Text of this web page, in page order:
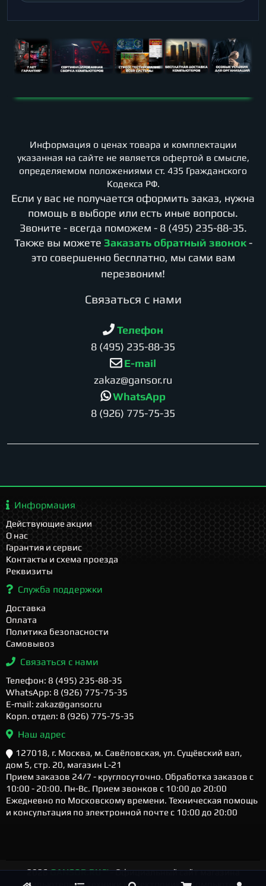
Информация о ценах товара и комплектации
указанная на сайте не является офертой в смысле,
определяемом положениями ст. 435 Гражданского
Кодекса РФ.
Если у вас не получается оформить заказ, нужна
помощь в выборе или есть иные вопросы.
Звоните - всегда поможем - 8 (495) 235-88-35.
Также вы можете Заказать обратный звонок -
это совершенно бесплатно, мы сами вам
перезвоним!
Cвязаться с нами
Телефон
8 (495) 235-88-35
E-mail
zakaz@gansor.ru
WhatsApp
8 (926) 775-75-35
Информация
Действующие акции
О нас
Гарантия и сервис
Контакты и схема проезда
Реквизиты
Служба поддержки
Доставка
Оплата
Политика безопасности
Самовывоз
Связаться с нами
Телефон: 8 (495) 235-88-35
WhatsApp: 8 (926) 775-75-35
E-mail: zakaz@gansor.ru
Корп. отдел: 8 (926) 775-75-35
Наш адрес
127018, г. Москва, м. Савёловская, ул. Сущёвский вал,
дом 5, стр. 20, магазин L-21
Прием заказов 24/7 - круглосуточно. Обработка заказов с
10:00 - 20:00. Пн-Вс. Прием звонков с 10:00 до 20:00
Ежедневно по Московскому времени. Техническая помощь
и консультация по электронной почте с 10:00 до 20:00
2026GANSOR.RU ™- Официальный сайт магазина
компьютерной техники и электроники. Компьютеры